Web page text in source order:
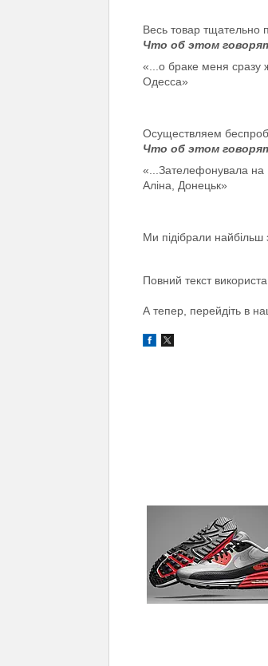
Весь товар тщательно
Что об этом
«...о браке меня сразу
Одесса»
Осуществляем
Что об этом
«...Зателефонувала на
Аліна, Донецьк»
Ми підібрали найбільш
Повний текст
А тепер, перейдіть в